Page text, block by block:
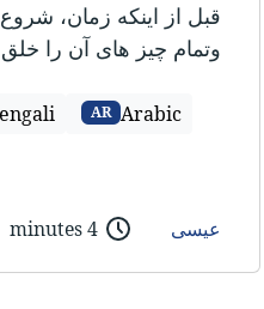
قبل از اینکه زمان،
وتمام چیز های آن را
Arabic
AR
عیسی 4 minutes